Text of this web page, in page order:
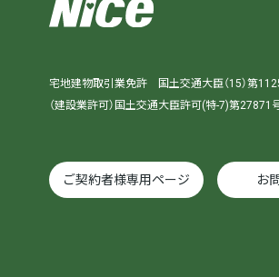
宅地建物取引業免許 国土交通大臣（15）第
（建設業許可）国土交通大臣許可(特-7)第
ご契約者様専用ページ お